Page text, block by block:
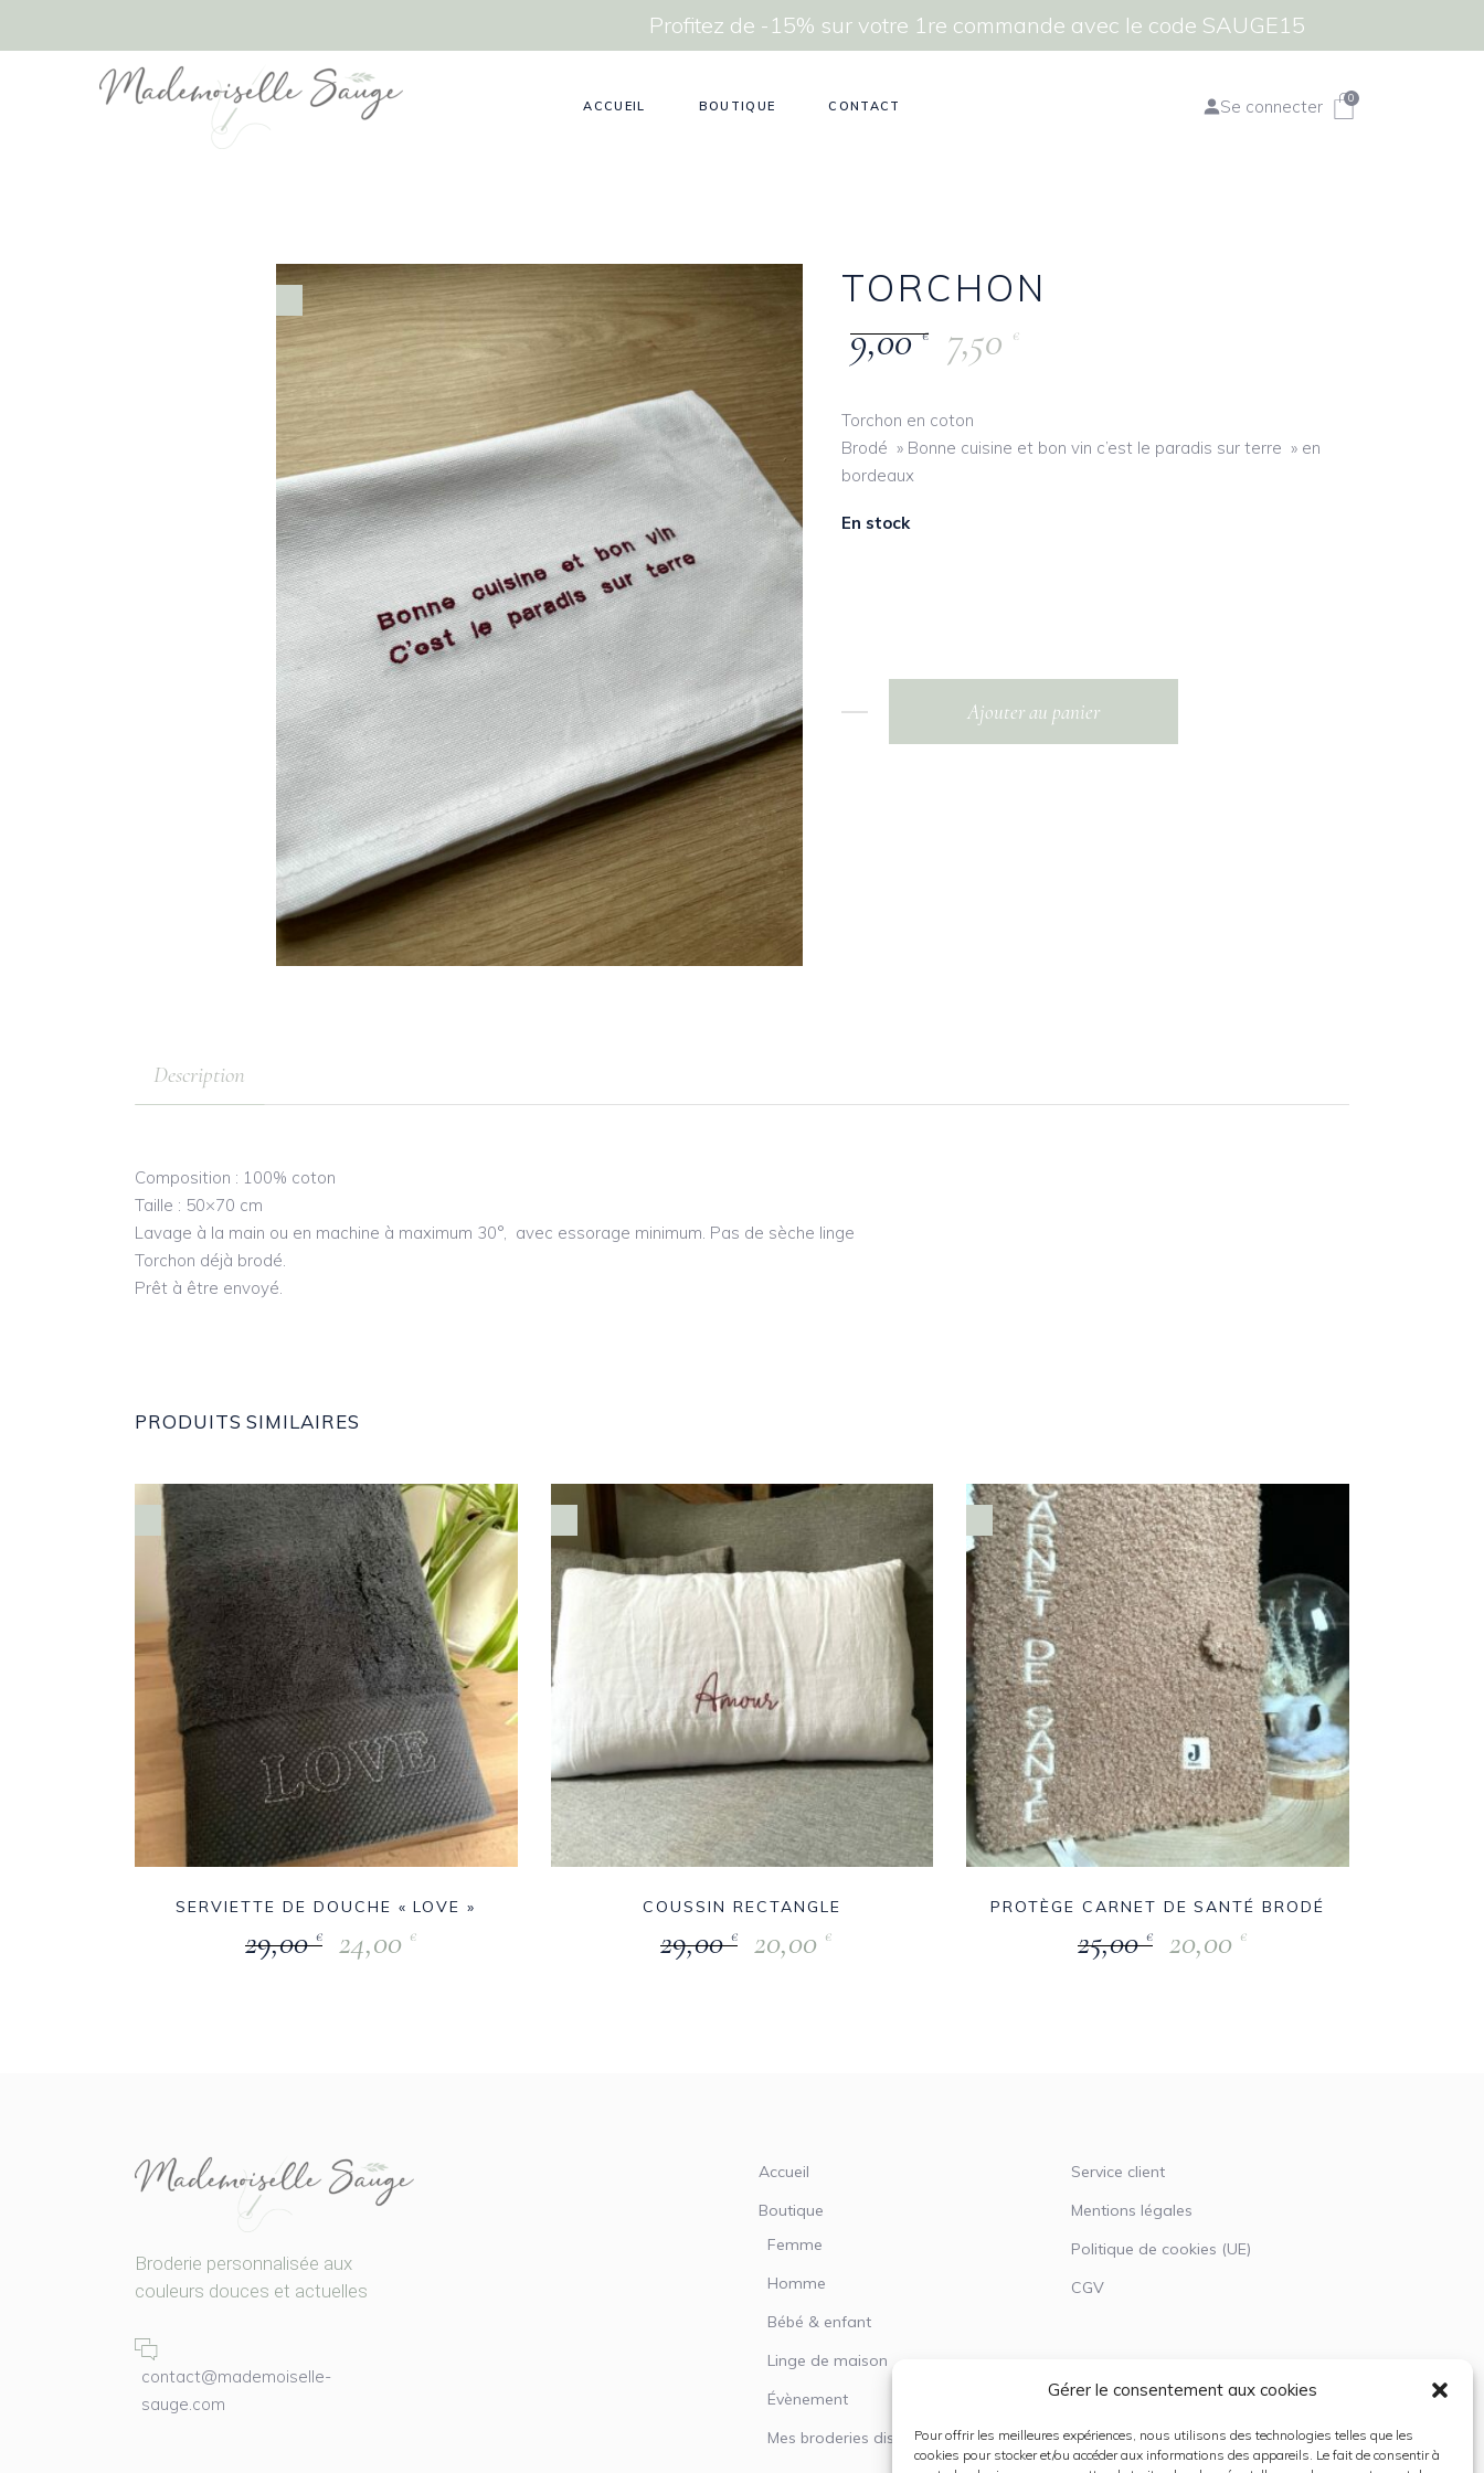
Gérer le consentement aux cookies
Pour offrir les meilleures expériences, nous utilisons des technologies telles que les
cookies pour stocker et/ou accéder aux informations des appareils. Le fait de consentir à
Profitez de -15% sur votre 1re commande avec le code SAUGE15
ACCUEIL BOUTIQUE CONTACT Se connecter 0
TORCHON
9,00€ 7,50 €
Torchon en coton
Brodé » Bonne cuisine et bon vin c’est le paradis sur terre » en
bordeaux
En stock
Ajouter au panier
Description
Composition : 100% coton
Taille : 50×70 cm
Lavage à la main ou en machine à maximum 30°, avec essorage minimum. Pas de sèche linge
Torchon déjà brodé.
Prêt à être envoyé.
PRODUITS SIMILAIRES
SERVIETTE DE DOUCHE « LOVE »
29,00€ 24,00 €
COUSSIN RECTANGLE
29,00€ 20,00 €
PROTÈGE CARNET DE SANTÉ BRODÉ
25,00€ 20,00 €
Broderie personnalisée aux
couleurs douces et actuelles
contact@mademoiselle-
sauge.com
Accueil
Boutique
Femme
Homme
Bébé & enfant
Linge de maison
Évènement
Mes broderies disponibles
Service client
Mentions légales
Politique de cookies (UE)
CGV